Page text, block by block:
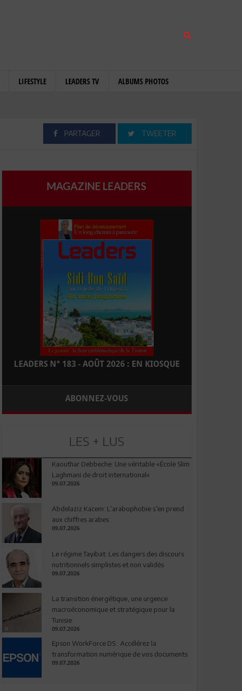
LIFESTYLE LEADERS TV ALBUMS PHOTOS
PARTAGER TWEETER
MAGAZINE LEADERS
LEADERS N° 183 - AOÛT 2026 : EN KIOSQUE
ABONNEZ-VOUS
LES + LUS
Kaouthar Debbeche: Une véritable «École Slim
Laghmani de droit international»
09.07.2026
Abdelaziz Kacem: L’arabophobie s’en prend
aux chiffres arabes
09.07.2026
Le régime Tayibat: Les dangers des discours
nutritionnels simplistes et non validés
09.07.2026
La transition énergétique, une urgence
macroéconomique et stratégique pour la
Tunisie
09.07.2026
Epson WorkForce DS : Accélérez la
transformation numérique de vos documents
09.07.2026